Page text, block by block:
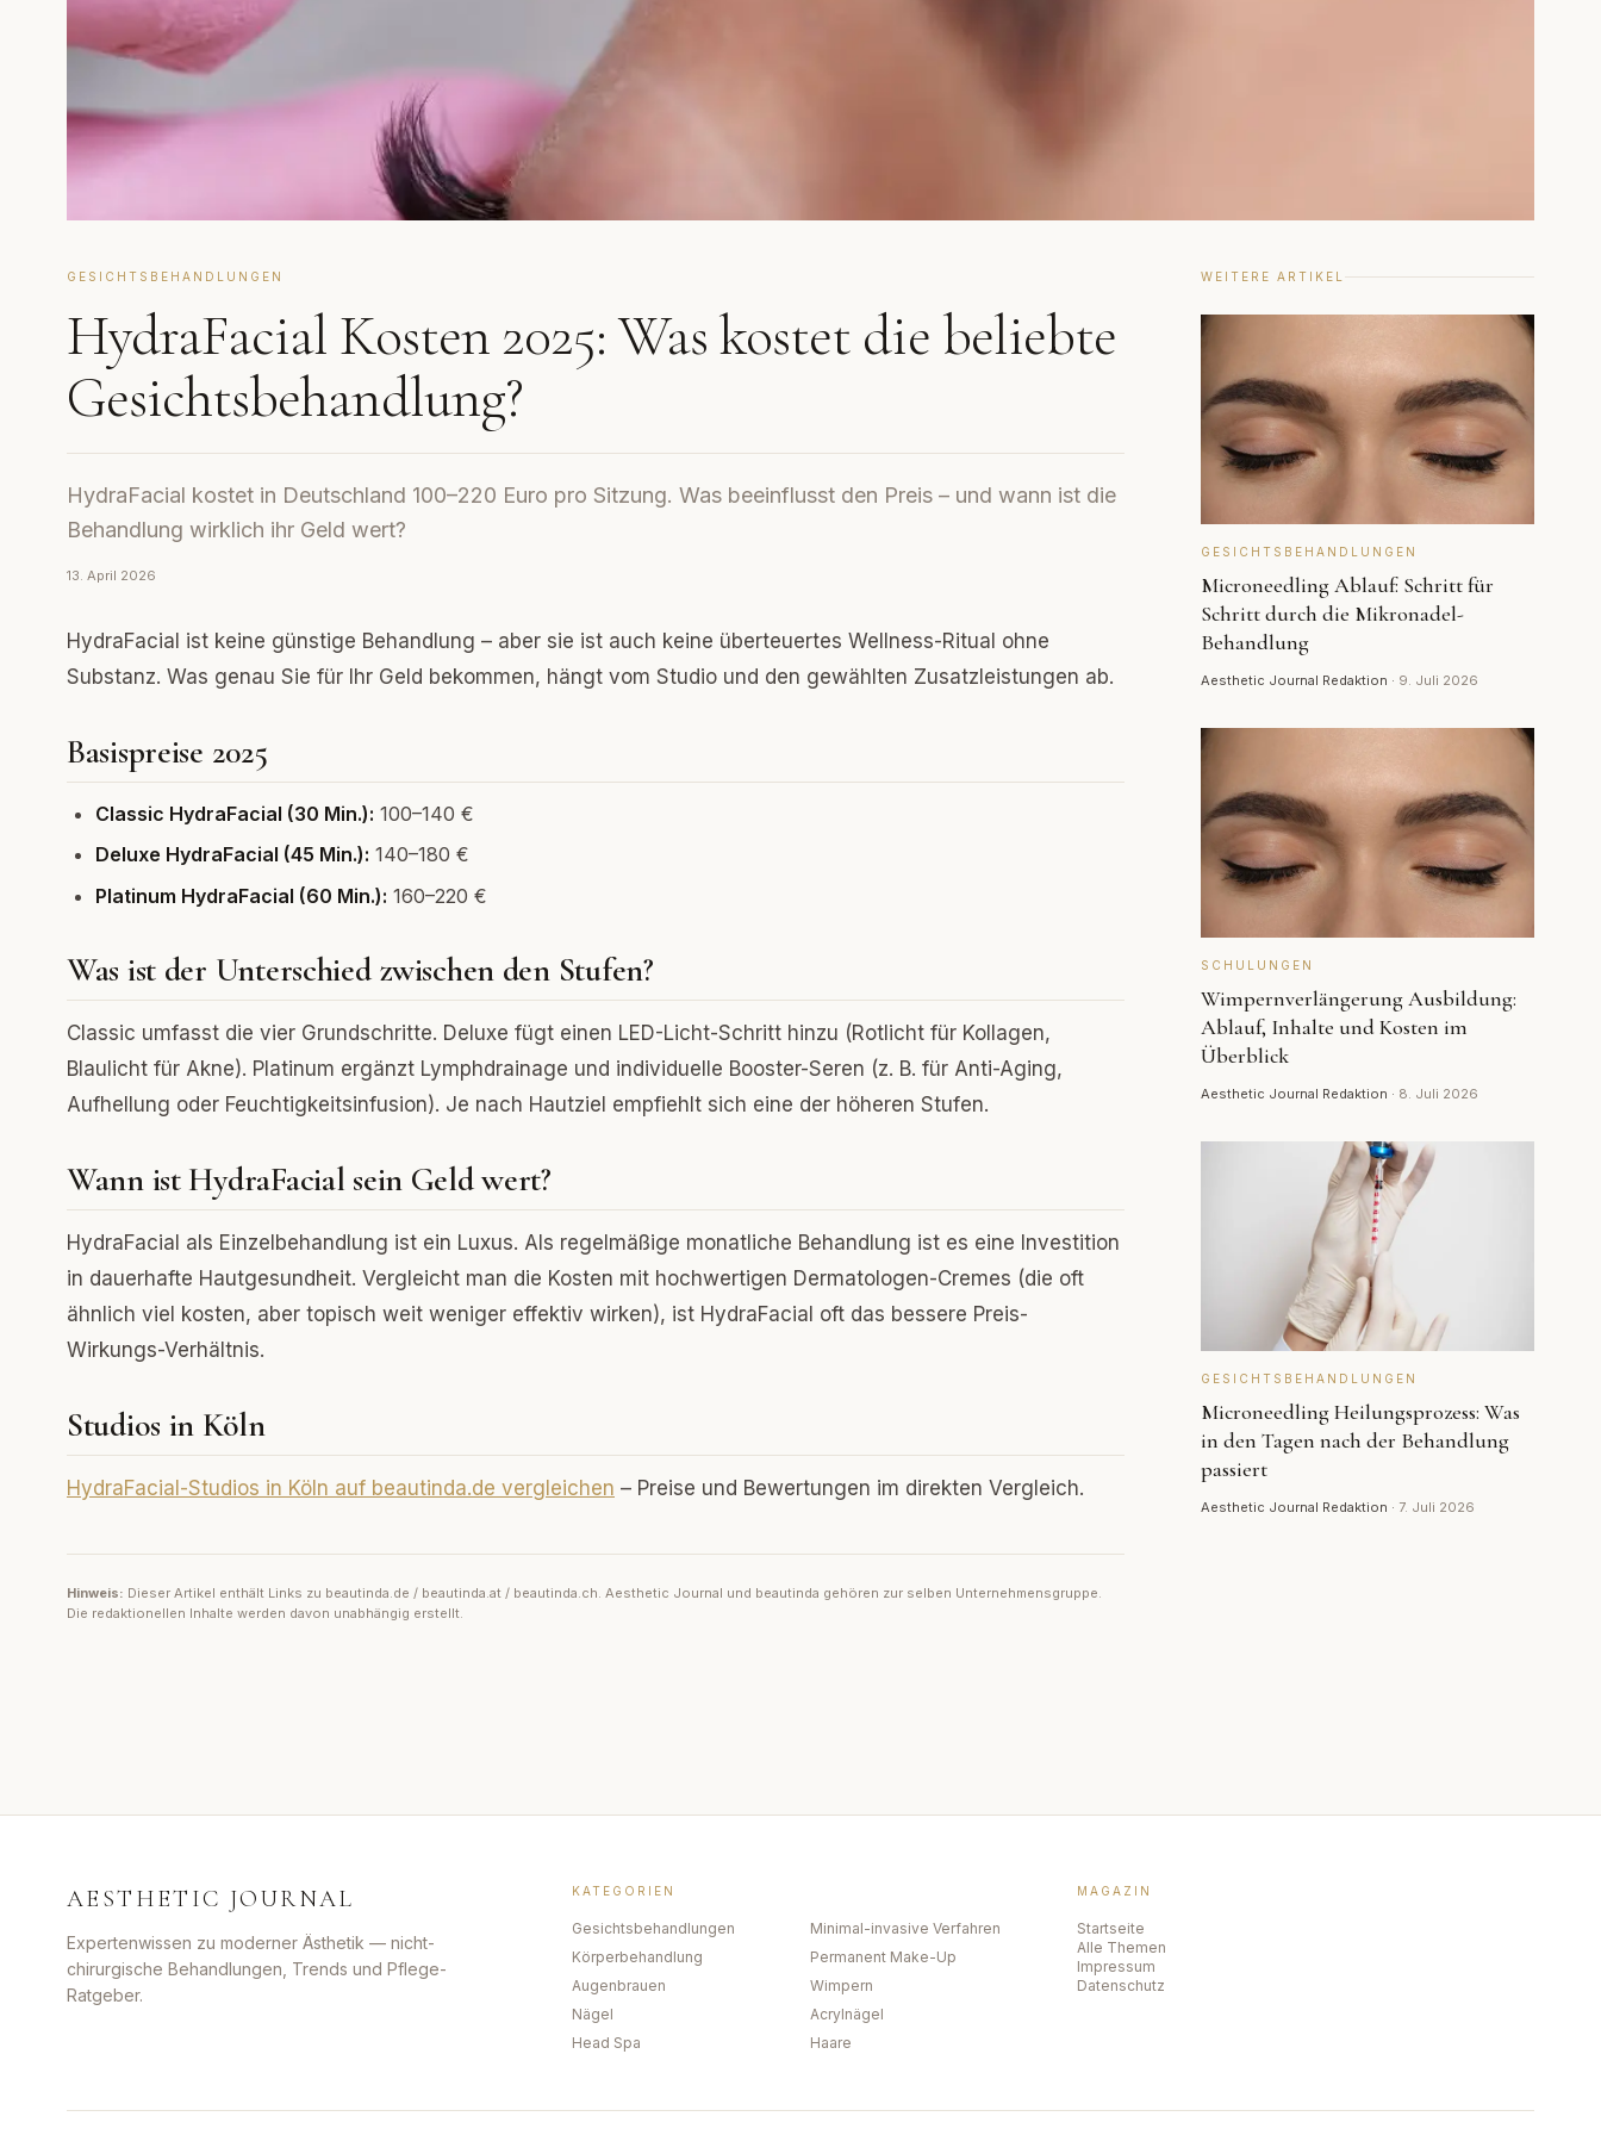
GESICHTSBEHANDLUNGEN
HydraFacial Kosten 2025: Was kostet die beliebte
Gesichtsbehandlung?
HydraFacial kostet in Deutschland 100–220 Euro pro Sitzung. Was beeinflusst den Preis – und wann ist die
Behandlung wirklich ihr Geld wert?
13. April 2026
HydraFacial ist keine günstige Behandlung – aber sie ist auch keine überteuertes Wellness-Ritual ohne
Substanz. Was genau Sie für Ihr Geld bekommen, hängt vom Studio und den gewählten Zusatzleistungen ab.
Basispreise 2025
Classic HydraFacial (30 Min.): 100–140 €
Deluxe HydraFacial (45 Min.): 140–180 €
Platinum HydraFacial (60 Min.): 160–220 €
Was ist der Unterschied zwischen den Stufen?
Classic umfasst die vier Grundschritte. Deluxe fügt einen LED-Licht-Schritt hinzu (Rotlicht für Kollagen,
Blaulicht für Akne). Platinum ergänzt Lymphdrainage und individuelle Booster-Seren (z. B. für Anti-Aging,
Aufhellung oder Feuchtigkeitsinfusion). Je nach Hautziel empfiehlt sich eine der höheren Stufen.
Wann ist HydraFacial sein Geld wert?
HydraFacial als Einzelbehandlung ist ein Luxus. Als regelmäßige monatliche Behandlung ist es eine Investition
in dauerhafte Hautgesundheit. Vergleicht man die Kosten mit hochwertigen Dermatologen-Cremes (die oft
ähnlich viel kosten, aber topisch weit weniger effektiv wirken), ist HydraFacial oft das bessere Preis-
Wirkungs-Verhältnis.
Studios in Köln
HydraFacial-Studios in Köln auf beautinda.de vergleichen – Preise und Bewertungen im direkten Vergleich.
Hinweis: Dieser Artikel enthält Links zu beautinda.de / beautinda.at / beautinda.ch. Aesthetic Journal und beautinda gehören zur selben Unternehmensgruppe.
Die redaktionellen Inhalte werden davon unabhängig erstellt.
WEITERE ARTIKEL
GESICHTSBEHANDLUNGEN
Microneedling Ablauf: Schritt für
Schritt durch die Mikronadel-
Behandlung
Aesthetic Journal Redaktion · 9. Juli 2026
SCHULUNGEN
Wimpernverlängerung Ausbildung:
Ablauf, Inhalte und Kosten im
Überblick
Aesthetic Journal Redaktion · 8. Juli 2026
GESICHTSBEHANDLUNGEN
Microneedling Heilungsprozess: Was
in den Tagen nach der Behandlung
passiert
Aesthetic Journal Redaktion · 7. Juli 2026
AESTHETIC JOURNAL
Expertenwissen zu moderner Ästhetik — nicht-
chirurgische Behandlungen, Trends und Pflege-
Ratgeber.
KATEGORIEN
Gesichtsbehandlungen
Minimal-invasive Verfahren
Körperbehandlung
Permanent Make-Up
Augenbrauen
Wimpern
Nägel
Acrylnägel
Head Spa
Haare
MAGAZIN
Startseite
Alle Themen
Impressum
Datenschutz